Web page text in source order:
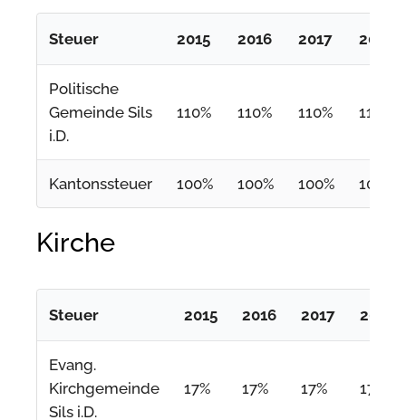
Steuer 2015 2016 2017 2018
Politische
Gemeinde Sils
i.D.
110% 110% 110% 110%
Kantonssteuer 100% 100% 100% 100%
Kirche
Steuer 2015 2016 2017 2018
Evang.
Kirchgemeinde
Sils i.D.
17% 17% 17% 17%